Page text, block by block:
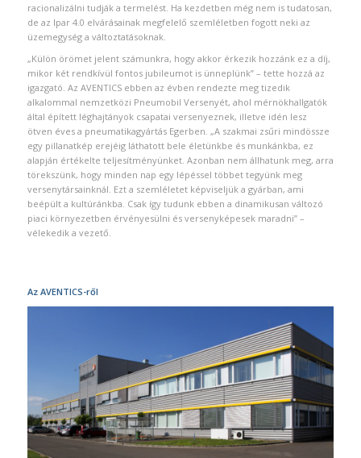
racionalizálni tudják a termelést. Ha kezdetben még nem is tudatosan,
de az Ipar 4.0 elvárásainak megfelelő szemléletben fogott neki az
üzemegység a változtatásoknak.
„Külön örömet jelent számunkra, hogy akkor érkezik hozzánk ez a díj,
mikor két rendkívül fontos jubileumot is ünneplünk” – tette hozzá az
igazgató. Az AVENTICS ebben az évben rendezte meg tizedik
alkalommal nemzetközi Pneumobil Versenyét, ahol mérnökhallgatók
által épített léghajtányok csapatai versenyeznek, illetve idén lesz
ötven éves a pneumatikagyártás Egerben. „A szakmai zsűri mindössze
egy pillanatkép erejéig láthatott bele életünkbe és munkánkba, ez
alapján értékelte teljesítményünket. Azonban nem állhatunk meg, arra
törekszünk, hogy minden nap egy lépéssel többet tegyünk meg
versenytársainknál. Ezt a szemléletet képviseljük a gyárban, ami
beépült a kultúránkba. Csak így tudunk ebben a dinamikusan változó
piaci környezetben érvényesülni és versenyképesek maradni” –
vélekedik a vezető.
Az AVENTICS-ről